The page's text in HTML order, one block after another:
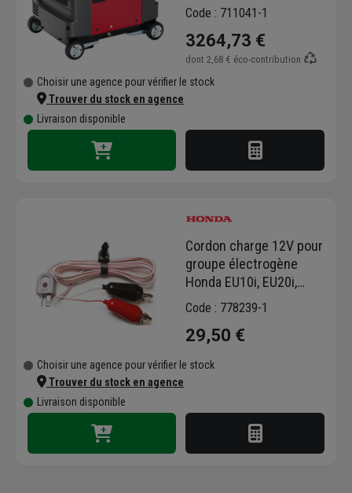
à essence démarrage
réservoir 4 roues de
transport
Code : 711041-1
3264,73 €
dont 2,68 € éco-contribution
Choisir une agence pour vérifier le stock
Trouver du stock en agence
Livraison disponible
Cordon charge 12V pour
groupe électrogène
Honda EU10i, EU20i,
EU22i
Code : 778239-1
29,50 €
Choisir une agence pour vérifier le stock
Trouver du stock en agence
Livraison disponible